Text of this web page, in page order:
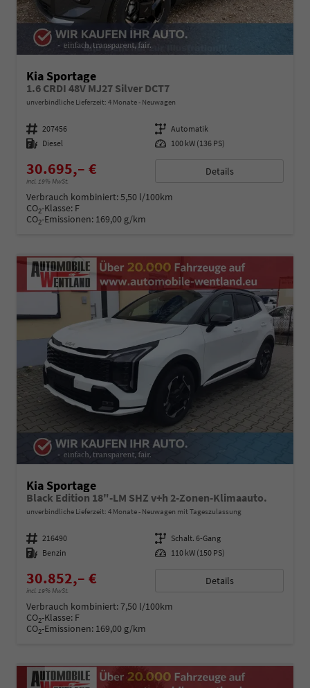
Kia Sportage
1.6 CRDI 48V MJ27 Silver DCT7
unverbindliche Lieferzeit: 4 Monate Neuwagen
Fahrzeugnummer 207456 Getriebe Automatik
Kraftstoff Diesel Leistung 100 kW (136 PS)
30.695,– €
incl. 19% MwSt.
Details
Verbrauch kombiniert:5,50 l/100km
CO2-Klasse: F
CO2-Emissionen: 169,00 g/km
Kia Sportage
Black Edition 18"-LM SHZ v+h 2-Zonen-Klimaauto.
unverbindliche Lieferzeit: 4 Monate Neuwagen mit Tageszulassung
Fahrzeugnummer 216490 Getriebe Schalt. 6-Gang
Kraftstoff Benzin Leistung 110 kW (150 PS)
30.852,– €
incl. 19% MwSt.
Details
Verbrauch kombiniert:7,50 l/100km
CO2-Klasse: F
CO2-Emissionen: 169,00 g/km